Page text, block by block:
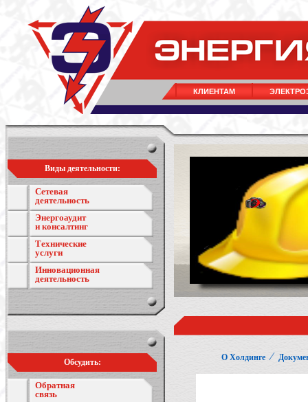
КЛИЕНТАМ
Виды деятельности:
Сетевая
деятельность
Энергоаудит
и консалтинг
Технические
услуги
Инновационная
деятельность
Обсудить:
Обратная
связь
О Холдинге ⁄